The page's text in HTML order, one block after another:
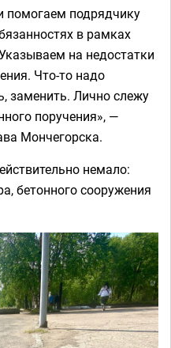
помогаем подрядчику
в рамках
на недостатки
Что-то надо
заменить. Лично слежу
поручения», —
Мончегорска.
немало:
бетонного сооружения